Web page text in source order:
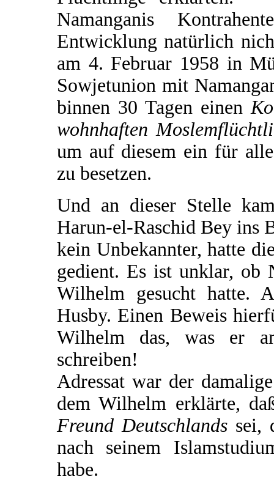
Namanganis
Entwicklung natürlich
am 4. Februar 1958 in
Sowjetunion mit
binnen 30 Tagen einen
wohnhaften
um auf diesem ein für
zu besetzen.
Und an dieser Stelle
Harun-el-Raschid Bey ins
kein Unbekannter, hatte
gedient. Es ist unklar, ob
Wilhelm gesucht hatte.
Husby. Einen Beweis
Wilhelm das, was er
schreiben!
Adressat war der
dem Wilhelm erklärte,
Freund Deutschlands sei,
nach seinem
habe.